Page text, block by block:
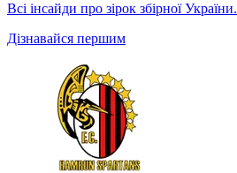
Всі інсайди про зірок збірної України.
Дізнавайся першим